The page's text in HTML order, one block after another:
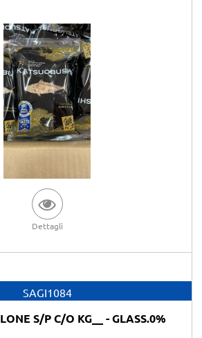
Dettagli
SAGI1084
S/P C/O KG__ - GLASS.0%